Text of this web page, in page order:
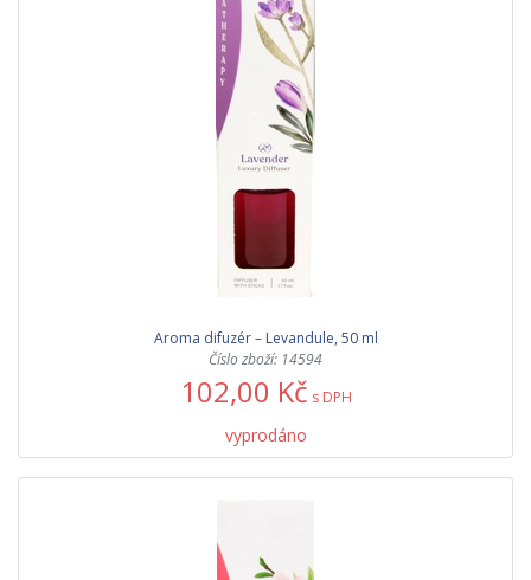
Aroma difuzér – Levandule, 50 ml
Číslo zboží: 14594
102,00 Kč s DPH
vyprodáno